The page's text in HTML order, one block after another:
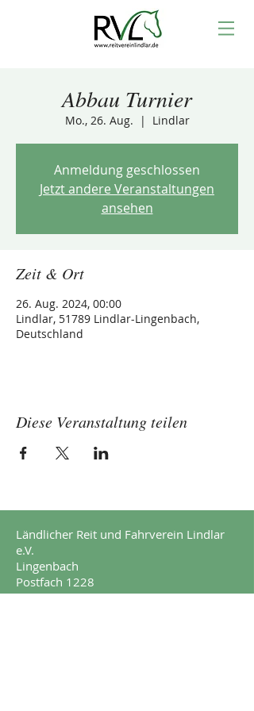
Abbau Turnier
Mo., 26. Aug.
  |
Lindlar
Anmeldung geschlossen
Jetzt andere Veranstaltungen
ansehen
Zeit & Ort
26. Aug. 2024, 00:00
Lindlar, 51789 Lindlar-Lingenbach,
Deutschland
Diese Veranstaltung teilen
Ländlicher Reit und Fahrverein Lindlar
e.V.
Lingenbach
Postfach 1228
51789 Lindlar